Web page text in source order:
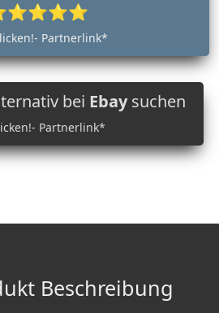
Partnerlink*
bei Ebaysuchen
Partnerlink*
Beschreibung